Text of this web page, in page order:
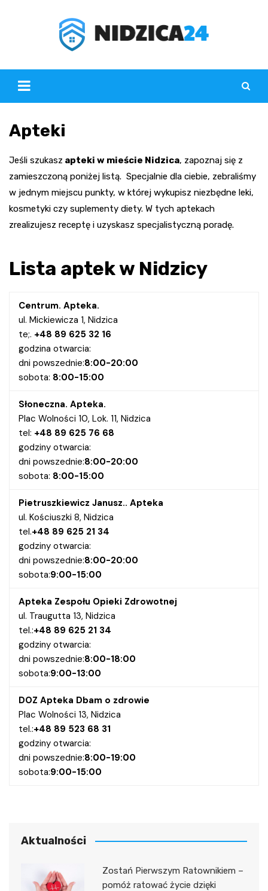
Apteki
Jeśli szukasz apteki w mieście Nidzica, zapoznaj się z
zamieszczoną poniżej listą. Specjalnie dla ciebie, zebraliśmy
w jednym miejscu punkty, w której wykupisz niezbędne leki,
kosmetyki czy suplementy diety. W tych aptekach
zrealizujesz receptę i uzyskasz specjalistyczną poradę.
Lista aptek w Nidzicy
Centrum. Apteka.
ul. Mickiewicza 1, Nidzica
te;. +48 89 625 32 16
godzina otwarcia:
dni powszednie:8:00-20:00
sobota: 8:00-15:00
Słoneczna. Apteka.
Plac Wolności 10, Lok. 11, Nidzica
tel: +48 89 625 76 68
godziny otwarcia:
dni powszednie:8:00-20:00
sobota: 8:00-15:00
Pietruszkiewicz Janusz.. Apteka
ul. Kościuszki 8, Nidzica
tel.+48 89 625 21 34
godziny otwarcia:
dni powszednie:8:00-20:00
sobota:9:00-15:00
Apteka Zespołu Opieki Zdrowotnej
ul. Traugutta 13, Nidzica
tel.:+48 89 625 21 34
godziny otwarcia:
dni powszednie:8:00-18:00
sobota:9:00-13:00
DOZ Apteka Dbam o zdrowie
Plac Wolności 13, Nidzica
tel.:+48 89 523 68 31
godziny otwarcia:
dni powszednie:8:00-19:00
sobota:9:00-15:00
Aktualności
Zostań Pierwszym Ratownikiem –
pomóż ratować życie dzięki